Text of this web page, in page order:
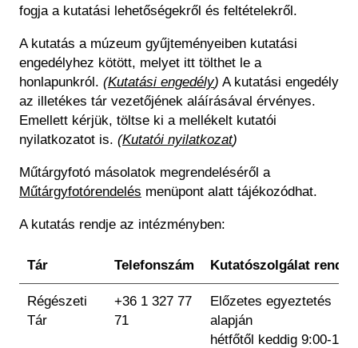
fogja a kutatási lehetőségekről és feltételekről.
A kutatás a múzeum gyűjteményeiben kutatási
engedélyhez kötött, melyet itt tölthet le a
honlapunkról. (Kutatási engedély) A kutatási engedély
az illetékes tár vezetőjének aláírásával érvényes.
Emellett kérjük, töltse ki a mellékelt kutatói
nyilatkozatot is. (Kutatói nyilatkozat)
Műtárgyfotó másolatok megrendeléséről a
Műtárgyfotórendelés menüpont alatt tájékozódhat.
A kutatás rendje az intézményben:
Tár Telefonszám Kutatószolgálat rendje
Régészeti
Tár
+36 1 327 77
71
Előzetes egyeztetés
alapján
hétfőtől keddig 9:00-